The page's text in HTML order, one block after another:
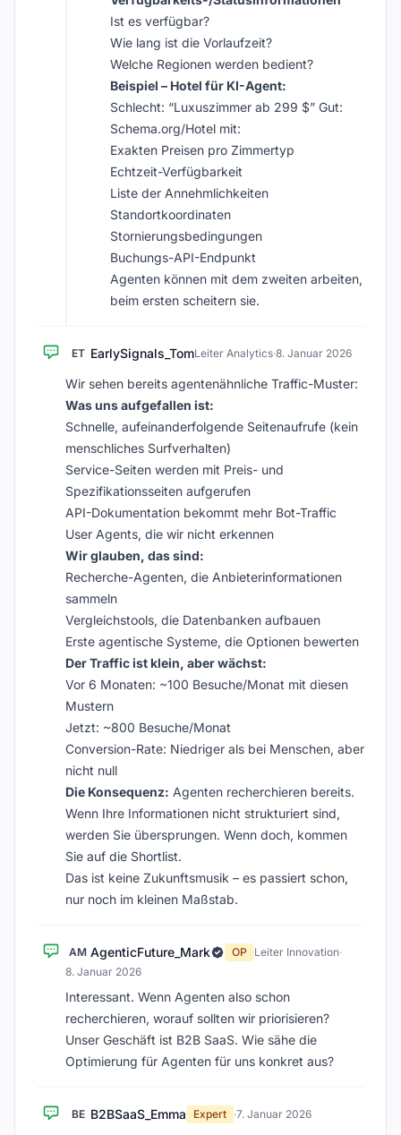
Ist es verfügbar?
Wie lang ist die Vorlaufzeit?
Welche Regionen werden bedient?
Beispiel – Hotel für KI-Agent:
Schlecht: “Luxuszimmer ab 299 $” Gut:
Schema.org/Hotel mit:
Exakten Preisen pro Zimmertyp
Echtzeit-Verfügbarkeit
Liste der Annehmlichkeiten
Standortkoordinaten
Stornierungsbedingungen
Buchungs-API-Endpunkt
Agenten können mit dem zweiten arbeiten,
beim ersten scheitern sie.
ET EarlySignals_TomLeiter Analytics·8. Januar 2026
Wir sehen bereits agentenähnliche Traffic-Muster:
Was uns aufgefallen ist:
Schnelle, aufeinanderfolgende Seitenaufrufe (kein
menschliches Surfverhalten)
Service-Seiten werden mit Preis- und
Spezifikationsseiten aufgerufen
API-Dokumentation bekommt mehr Bot-Traffic
User Agents, die wir nicht erkennen
Wir glauben, das sind:
Recherche-Agenten, die Anbieterinformationen
sammeln
Vergleichstools, die Datenbanken aufbauen
Erste agentische Systeme, die Optionen bewerten
Der Traffic ist klein, aber wächst:
Vor 6 Monaten: ~100 Besuche/Monat mit diesen
Mustern
Jetzt: ~800 Besuche/Monat
Conversion-Rate: Niedriger als bei Menschen, aber
nicht null
Die Konsequenz: Agenten recherchieren bereits.
Wenn Ihre Informationen nicht strukturiert sind,
werden Sie übersprungen. Wenn doch, kommen
Sie auf die Shortlist.
Das ist keine Zukunftsmusik – es passiert schon,
nur noch im kleinen Maßstab.
AM AgenticFuture_Mark OP Leiter Innovation·
8. Januar 2026
Interessant. Wenn Agenten also schon
recherchieren, worauf sollten wir priorisieren?
Unser Geschäft ist B2B SaaS. Wie sähe die
Optimierung für Agenten für uns konkret aus?
BE B2BSaaS_Emma Expert ·7. Januar 2026